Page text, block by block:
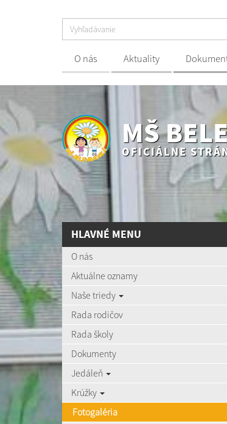
O nás Aktuality
MŠ
OFICIÁLNE
HLAVNÉ MENU
O nás
Aktuálne oznamy
Naše triedy
Rada rodičov
Rada školy
Dokumenty
Jedáleň
Krúžky
Fotogaléria